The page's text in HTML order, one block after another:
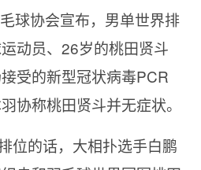
球协会宣布，男单世界排
动员、26岁的桃田贤斗
受的新型冠状病毒PCR
协称桃田贤斗并无症状。
位的话，大相扑选手白鹏